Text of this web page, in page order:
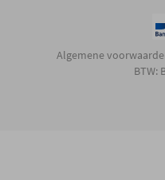
Algemene
BTW: